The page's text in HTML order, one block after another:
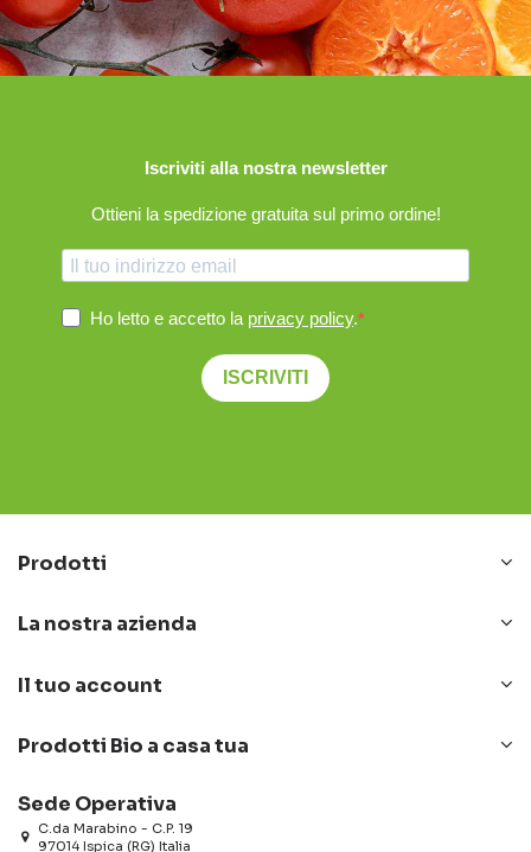
Iscriviti alla nostra newsletter
Ottieni la spedizione gratuita sul primo ordine!
Ho letto e accetto la privacy policy.
ISCRIVITI
Prodotti
La nostra azienda
Il tuo account
Prodotti Bio a casa tua
Sede Operativa
C.da Marabino - C.P. 19
97014 Ispica (RG) Italia